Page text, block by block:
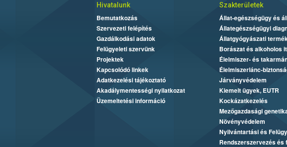
Hivatalunk
Bemutatkozás
Szervezeti felépítés
Gazdálkodási adatok
Felügyeleti szervünk
Projektek
Kapcsolódó linkek
Adatkezelési tájékoztató
Akadálymentességi nyilatkozat
Üzemeltetési információ
Szakterületek
Állat-egészségügy és
Állategészségügyi
Állatgyógyászati
Borászat és alkoholos
Élelmiszer- és
Élelmiszerlánc-
Járványvédelem
Kiemelt ügyek, EUTR
Kockázatkezelés
Mezőgazdasági
Növényvédelem
Nyilvántartási és
Rendszerszervezés és